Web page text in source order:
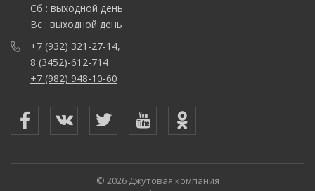
Сб : выходной день
Вс : выходной день
+7 (932) 321-27-14,
8 (3452)-612-714
+7 (982) 948-10-60
© 2026 Джутовая компания